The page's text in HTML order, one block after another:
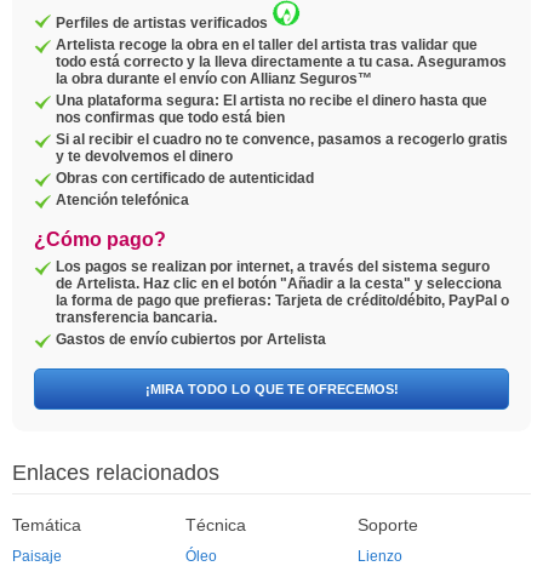
Perfiles de artistas verificados
Artelista recoge la obra en el taller del artista tras validar que
todo está correcto y la lleva directamente a tu casa. Aseguramos
la obra durante el envío con Allianz Seguros™
Una plataforma segura: El artista no recibe el dinero hasta que
nos confirmas que todo está bien
Si al recibir el cuadro no te convence, pasamos a recogerlo gratis
y te devolvemos el dinero
Obras con certificado de autenticidad
Atención telefónica
¿Cómo pago?
Los pagos se realizan por internet, a través del sistema seguro
de Artelista. Haz clic en el botón "Añadir a la cesta" y selecciona
la forma de pago que prefieras: Tarjeta de crédito/débito, PayPal o
transferencia bancaria.
Gastos de envío cubiertos por Artelista
¡MIRA TODO LO QUE TE OFRECEMOS!
Enlaces relacionados
Temática
Paisaje
Técnica
Óleo
Soporte
Lienzo